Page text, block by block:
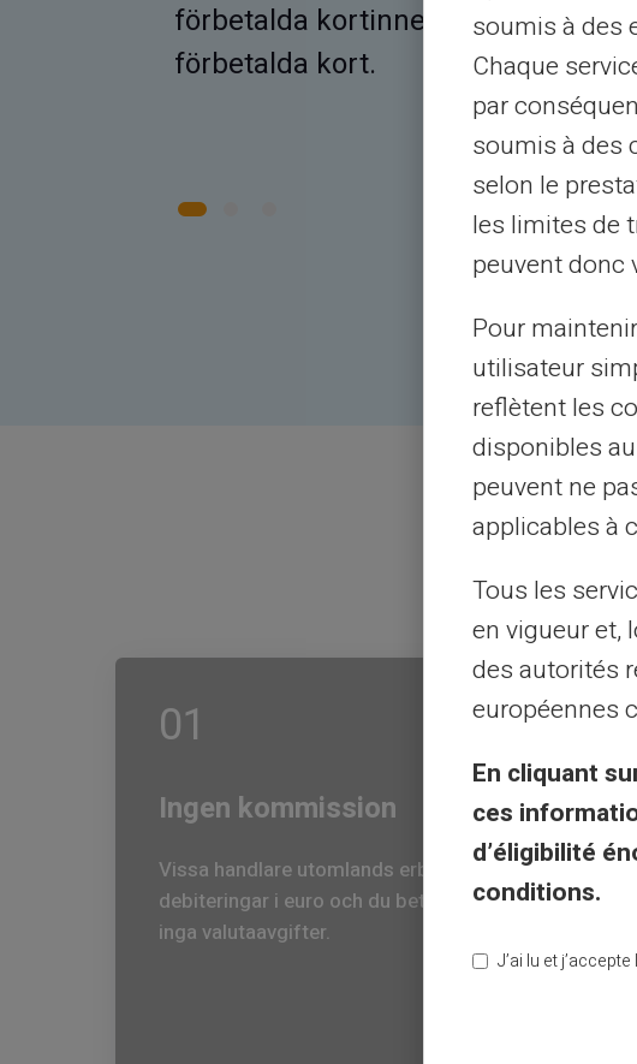
förbetalda kortinnehavare
förbetalda kort.
01
Ingen kommission
Vissa handlare utomlands erbjuder
debiteringar i euro och du betalar
inga valutaavgifter.
soumis à des
Chaque
par
soumis à des
selon le
les limites de
peuvent donc
Pour
utilisateur
reflètent les
disponibles
peuvent ne
applicables à
Tous les
en vigueur et,
des autorités
européennes
En cliquant
ces
d’éligibilité
conditions.
J’ai lu et